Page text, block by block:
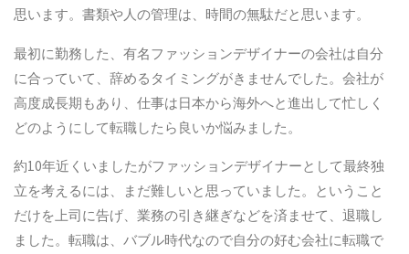
思います。書類や人の管理は、時間の無駄だと思います。
最初に勤務した、有名ファッションデザイナーの会社は自分
に合っていて、辞めるタイミングがきませんでした。会社が
高度成長期もあり、仕事は日本から海外へと進出して忙しく
どのようにして転職したら良いか悩みました。
約10年近くいましたがファッションデザイナーとして最終独
立を考えるには、まだ難しいと思っていました。ということ
だけを上司に告げ、業務の引き継ぎなどを済ませて、退職し
ました。転職は、バブル時代なので自分の好む会社に転職で